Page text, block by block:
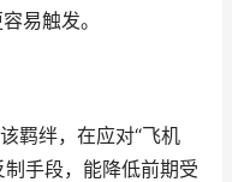
易触发。
羁绊，在应对“飞机
制手段，能降低前期受